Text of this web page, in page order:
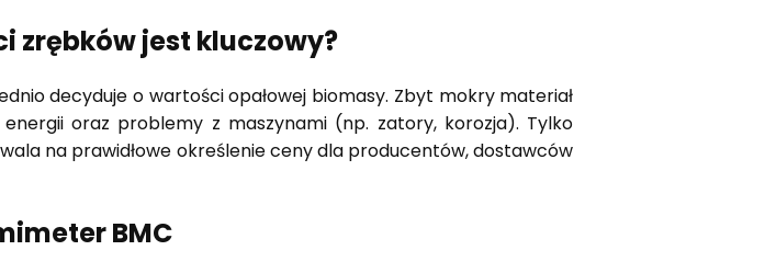
zrębków jest kluczowy?
decyduje o wartości opałowej biomasy. Zbyt mokry materiał
oraz problemy z maszynami (np. zatory, korozja). Tylko
na prawidłowe określenie ceny dla producentów, dostawców
BMC